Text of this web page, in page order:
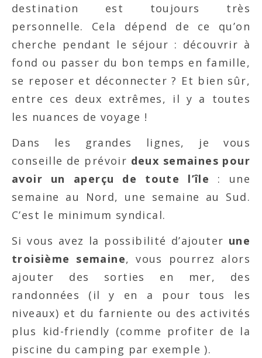
destination est toujours très
personnelle. Cela dépend de ce qu’on
cherche pendant le séjour : découvrir à
fond ou passer du bon temps en famille,
se reposer et déconnecter ? Et bien sûr,
entre ces deux extrêmes, il y a toutes
les nuances de voyage !
Dans les grandes lignes, je vous
conseille de prévoir deux semaines pour
avoir un aperçu de toute l’île : une
semaine au Nord, une semaine au Sud.
C’est le minimum syndical.
Si vous avez la possibilité d’ajouter une
troisième semaine, vous pourrez alors
ajouter des sorties en mer, des
randonnées (il y en a pour tous les
niveaux) et du farniente ou des activités
plus kid-friendly (comme profiter de la
piscine du camping par exemple ).